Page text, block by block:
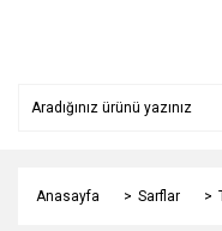
Anasayfa Sarflar